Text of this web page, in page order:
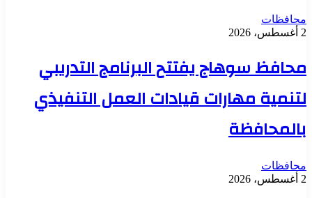
محافظات
2 أغسطس، 2026
محافظ سوهاج يفتتح البرنامج التدريبي
لتنمية مهارات قيادات العمل التنفيذي
بالمحافظة
محافظات
2 أغسطس، 2026